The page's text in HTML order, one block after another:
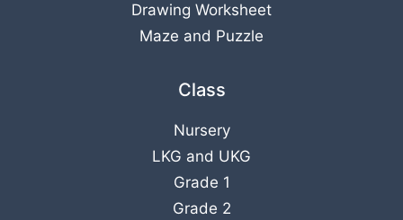
Drawing Worksheet
Maze and Puzzle
Class
Nursery
LKG and UKG
Grade 1
Grade 2